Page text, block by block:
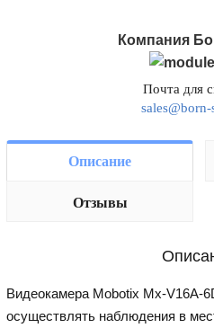
Компания
Почта для
Описание
Отзывы
Видеокамера Mobotix Mx-V16A-
осуществлять наблюдения в